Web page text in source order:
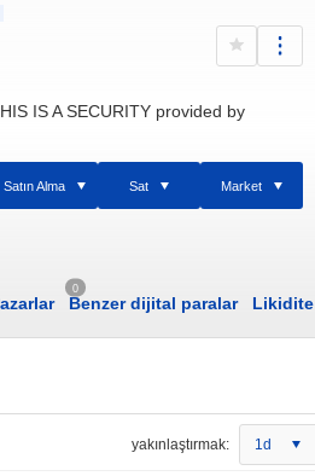
IS A SECURITY provided by
Satın Alma Sat Market
0
Benzer dijital paralar Likidite
yakınlaştırmak: 1d